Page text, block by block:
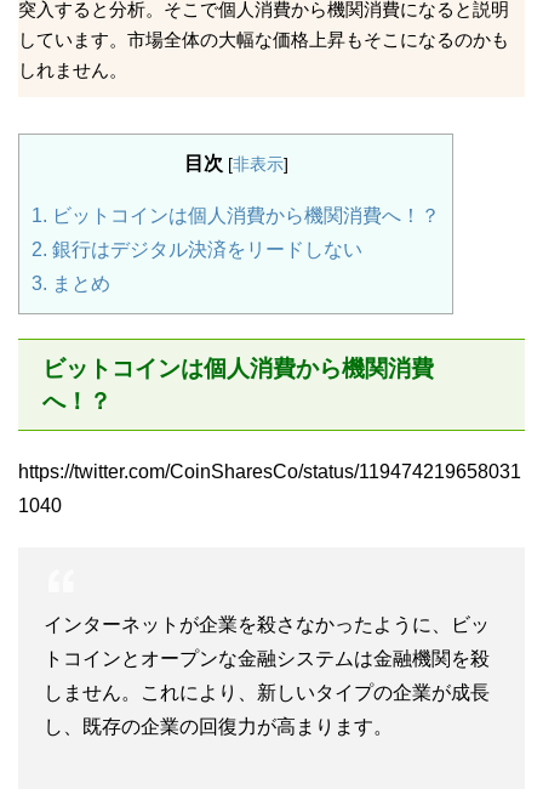
突入すると分析。そこで個人消費から機関消費になると説明
しています。市場全体の大幅な価格上昇もそこになるのかも
しれません。
目次 [非表示]
1. ビットコインは個人消費から機関消費へ！？
2. 銀行はデジタル決済をリードしない
3. まとめ
ビットコインは個人消費から機関消費
へ！？
https://twitter.com/CoinSharesCo/status/119474219658031
1040
インターネットが企業を殺さなかったように、ビッ
トコインとオープンな金融システムは金融機関を殺
しません。これにより、新しいタイプの企業が成長
し、既存の企業の回復力が高まります。